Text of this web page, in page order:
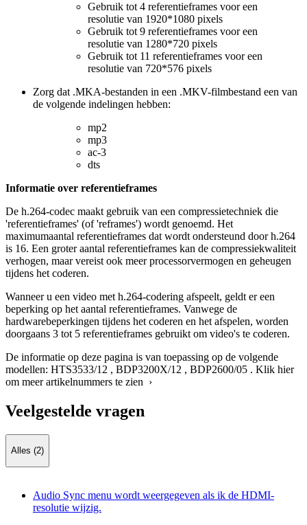
Gebruik tot 4 referentieframes voor een
resolutie van 1920*1080 pixels
Gebruik tot 9 referentieframes voor een
resolutie van 1280*720 pixels
Gebruik tot 11 referentieframes voor een
resolutie van 720*576 pixels
Zorg dat .MKA-bestanden in een .MKV-filmbestand een van
de volgende indelingen hebben:
mp2
mp3
ac-3
dts
Informatie over referentieframes
De h.264-codec maakt gebruik van een compressietechniek die
'referentieframes' (of 'reframes') wordt genoemd. Het
maximumaantal referentieframes dat wordt ondersteund door h.264
is 16. Een groter aantal referentieframes kan de compressiekwaliteit
verhogen, maar vereist ook meer processorvermogen en geheugen
tijdens het coderen.
Wanneer u een video met h.264-codering afspeelt, geldt er een
beperking op het aantal referentieframes. Vanwege de
hardwarebeperkingen tijdens het coderen en het afspelen, worden
doorgaans 3 tot 5 referentieframes gebruikt om video's te coderen.
De informatie op deze pagina is van toepassing op de volgende
modellen: HTS3533/12 , BDP3200X/12 , BDP2600/05 . Klik hier
om meer artikelnummers te zien ›
Veelgestelde vragen
Alles (2)
Audio Sync menu wordt weergegeven als ik de HDMI-
resolutie wijzig.